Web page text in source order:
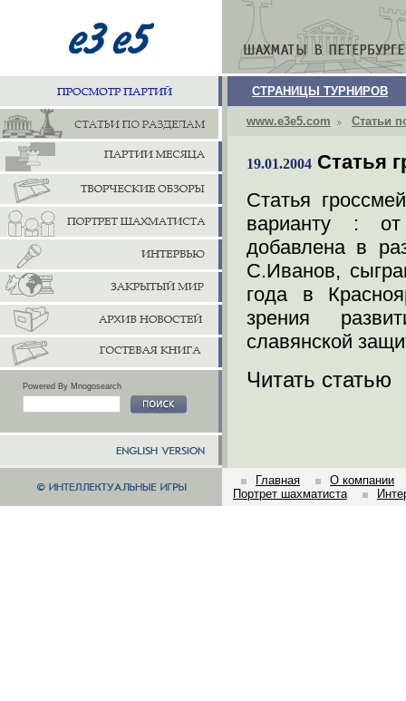
Powered By Mnogosearch
СТРАНИЦЫ ТУРНИРОВ
www.e3e5.com Статьи
19.01.2004 Статья
Статья
варианту :
добавлена в
С.Иванов,
года в
зрения
славянской
Читать статью
Главная
О компании
Портрет шахматиста